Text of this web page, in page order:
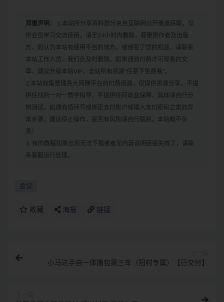
郑重声明：
1.本站所分享资料部分来自互联网公开渠道获取，仅
供会员学习交流使用，请于24小时内删除，尊重原作者及出版
方，如认为本站有使用不当的地方，或侵犯了您的权益，请联系
本站工作人员，我们会及时删除。如果遇到付费才可观看的文
章，建议升级本站VIP，全站所有资源“任意下免费看”。
2.本站收集整理各大网赚平台的付费资源，仅提供资源分享，不提
供任何的一对一教学指导，不提供任何收益保障，具体请自行分
辨测试，如遇充值环节或绑定支付账户或输入支付密码之类的异
常步骤，建议停止操作，是否有风险请自行甄别，本站概不负
责！
3. 有的教程如果出现无法下载或者无内容说明链接失效了，请联
系客服进行处理。
会议
收藏 海报 链接
小马达手自一体撸包第三车（阳村专属）【已交付】